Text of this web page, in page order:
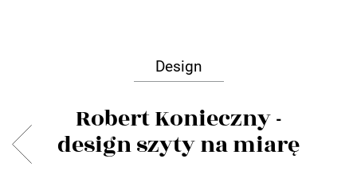
Design
Robert Konieczny -
design szyty na miarę